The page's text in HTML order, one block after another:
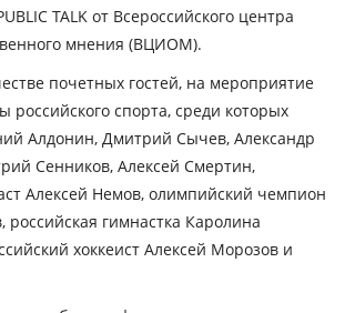
TALK от Всероссийского центра
мнения (ВЦИОМ).
почетных гостей, на мероприятие
российского спорта, среди которых
Алдонин, Дмитрий Сычев, Александр
Сенников, Алексей Смертин,
Алексей Немов, олимпийский чемпион
российская гимнастка Каролина
хоккеист Алексей Морозов и